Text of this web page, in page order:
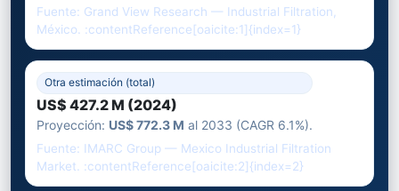
Fuente: Grand View Research — Industrial Filtration,
México. :contentReference[oaicite:1]{index=1}
Otra estimación (total)
US$ 427.2 M (2024)
Proyección: US$ 772.3 M al 2033 (CAGR 6.1%).
Fuente: IMARC Group — Mexico Industrial Filtration
Market. :contentReference[oaicite:2]{index=2}